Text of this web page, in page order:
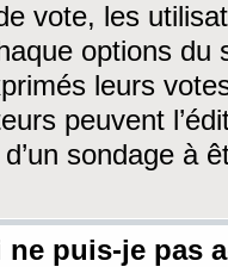
vote, les
options du
leurs
peuvent
sondage à
ne puis-je pas